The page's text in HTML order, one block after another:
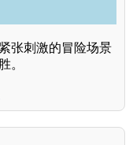
张刺激的冒险场景
。